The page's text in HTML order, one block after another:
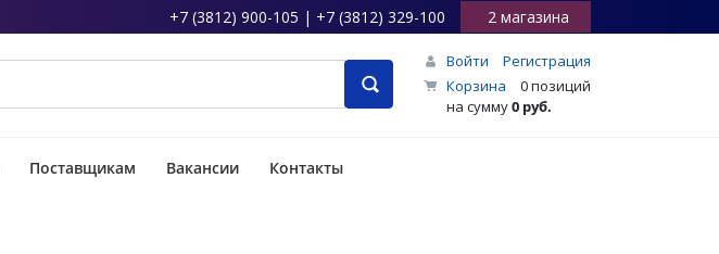
+7 (3812) 900-105 | +7 (3812) 329-100 2 магазина
Войти
Регистрация
Корзина
0 позиций
на сумму0 руб.
Поставщикам Вакансии Контакты